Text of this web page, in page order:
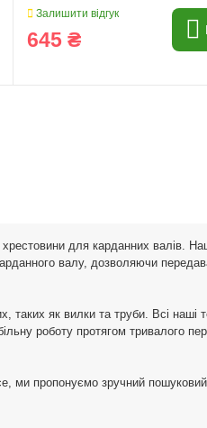
Залишити відгук
645 ₴
для карданних валів.
валу, дозволяючи
таких як вилки та труби. Всі наші
роботу протягом тривалого
ми пропонуємо зручний пошуковий